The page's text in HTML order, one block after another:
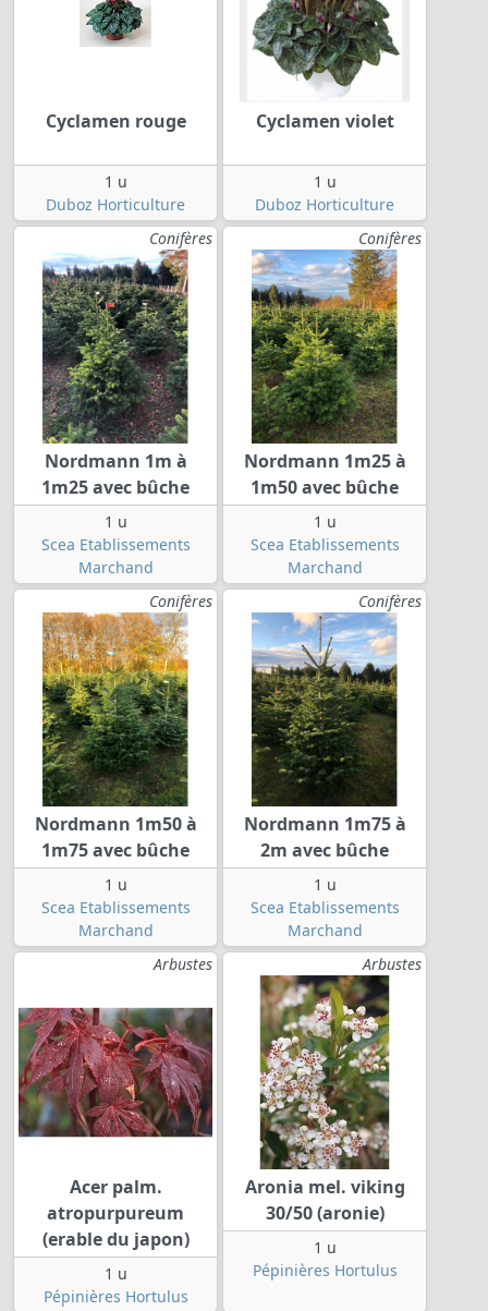
Cyclamen rouge
1 u
Duboz Horticulture
Cyclamen violet
1 u
Duboz Horticulture
Conifères
Nordmann 1m à
1m25 avec bûche
1 u
Scea Etablissements
Marchand
Conifères
Nordmann 1m25 à
1m50 avec bûche
1 u
Scea Etablissements
Marchand
Conifères
Nordmann 1m50 à
1m75 avec bûche
1 u
Scea Etablissements
Marchand
Conifères
Nordmann 1m75 à
2m avec bûche
1 u
Scea Etablissements
Marchand
Arbustes
Acer palm.
atropurpureum
(erable du japon)
1 u
Pépinières Hortulus
Arbustes
Aronia mel. viking
30/50 (aronie)
1 u
Pépinières Hortulus